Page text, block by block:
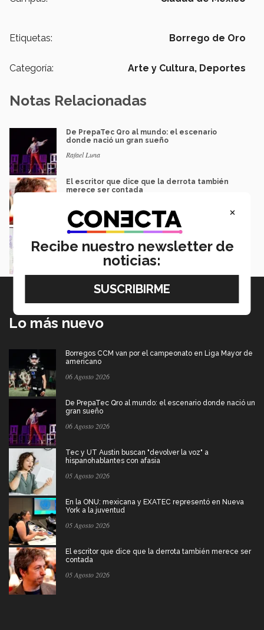
Etiquetas: Borrego de Oro
Categoría: Arte y Cultura, Deportes
Notas Relacionadas
De PrepaTec Qro al mundo: el escenario
donde nació un gran sueño
Rafael Luna
El escritor que dice que la derrota también
merece ser contada
Proyecto de alumna del Tec recibe
reconocimiento "Mujeres Imparables"
Isabel Martínez
Lo más nuevo
Borregos CCM van por el campeonato en Liga Mayor de
americano
06 Agosto 2026
De PrepaTec Qro al mundo: el escenario donde nació un
gran sueño
06 Agosto 2026
Tec y UT Austin buscan "devolver la voz" a
hispanohablantes con afasia
05 Agosto 2026
En la ONU: mexicana y EXATEC representó en Nueva
York a la juventud
05 Agosto 2026
El escritor que dice que la derrota también merece ser
contada
05 Agosto 2026
×
Recibe nuestro newsletter de
noticias: